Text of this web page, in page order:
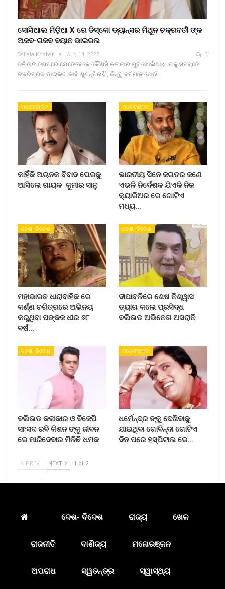
ସୋସିଆଲ ମିଡ଼ିଆ X ରେ ଡିସ୍କୋ ଡ୍ୟାନ୍ସର ମିଥୁନ ଚକ୍ରବର୍ତୀ ଙ୍କ
ଅଜବ-ଗଜବ ବୟାନ ଭାଇରଲ
Sakala Khabar Aug 14, 2025 0
ବଲିଉଡ ଜଗତରେ ଯେତେବେଳେ କୌଣସି କଳାକାର ମୁହଁ ଖୋଲିଥାଏ, ତାକୁ ସମସ୍ତେ
ଚଳଚିତ୍ରର ଡାଇଲଗ ଭାବି ଶୁଣନ୍ତିନାହିଁ , କିନ୍ତୁ ବର୍ତମାନ ଯେଉଁ…
ମନୋରଞ୍ଜନ
କାହିଁକି ଅଚାନକ ବିବାଦ ଘେରକୁ
ଆସିଲେ ଗାୟକ କୁମାର ସାନୁ
ମନୋରଞ୍ଜନ
ଭାରତୀୟ ସିନେ ଜଗତର ଜଣେ
ଏଭଳି ନିର୍ଦେଶକ ଯିଏକି ନିଜ
କ୍ୟାରିଅର ରେ ଗୋଟିଏ
ମଧ୍ୟ…
ଦେଶ- ବିଦେଶ
ମହାଭାରତ ଧାରାବାହିକ ରେ
କର୍ଣ୍ଣ ଚରିତ୍ରରେ ଅଭିନୟ
କରୁଥିବା ପଙ୍କଜ ଧୀର ୬୮
ବର୍ଷ…
ଦେଶ- ବିଦେଶ
ଦୀପାବଳିରେ ଶେଷ ନିଶ୍ୱାସ
ତ୍ୟାଗ କଲେ ପ୍ରସିଦ୍ଧ
ବଲିଉଡ ଅଭିନେତା ଅସରାନି
ଦେଶ- ବିଦେଶ
ବଲିଉଡ କଳାକାର ଓ ବିଜେପି
ସାଂସଦ ରବି କିଶନ ଙ୍କୁ ଜୀବନ
ରେ ମାରିଦେବାର ମିଳିଛି ଧମକ
ମନୋରଞ୍ଜନ
ଧର୍ମେନ୍ଦ୍ର ଙ୍କୁ ଦେଖିବାକୁ
ଯାଇଥିବା ଗୋବିନ୍ଦା ଗୋଟିଏ
ଦିନ ପରେ ହସ୍ପିଟାଲ ରେ…
PREV NEXT 1 of 2
ଦେଶ- ବିଦେଶ ରାଜ୍ୟ ଖେଳ
ରାଜନୀତି ବାଣିଜ୍ୟ ମନୋରଞ୍ଜନ
ଅପରାଧ ସ୍ୱତନ୍ତ୍ର ସ୍ୱାସ୍ଥ୍ୟ